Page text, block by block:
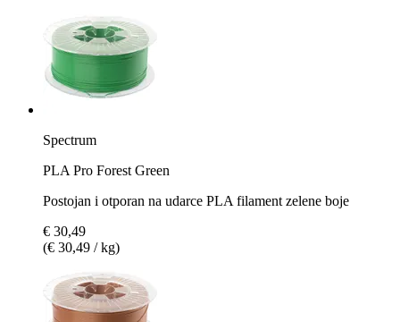
Spectrum
PLA Pro Forest Green
Postojan i otporan na udarce PLA filament zelene boje
€ 30,49
(€ 30,49 / kg)